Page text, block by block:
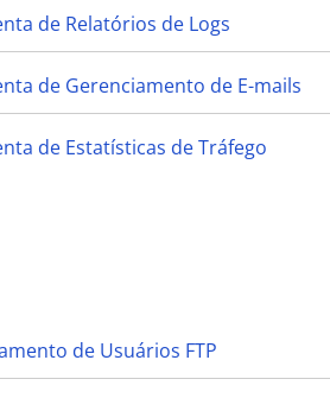
de Relatórios de Logs
de Gerenciamento de E-mails
de Estatísticas de Tráfego
de Usuários FTP